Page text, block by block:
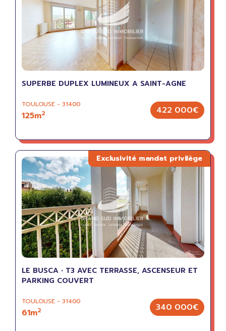
SUPERBE DUPLEX LUMINEUX A SAINT-AGNE
TOULOUSE - 31400
125m2 422 000€
LE BUSCA • T3 AVEC TERRASSE, ASCENSEUR ET
PARKING COUVERT
TOULOUSE - 31400
61m2 340 000€